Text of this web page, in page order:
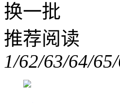
换一批
推荐阅读
1/62/63/64/6